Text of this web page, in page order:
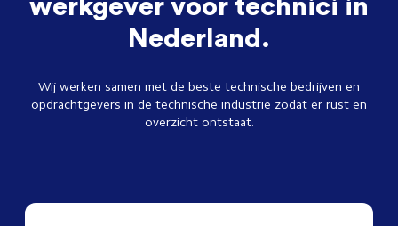
Nederland.
Wij werken samen met de beste technische bedrijven en
opdrachtgevers in de technische industrie zodat er rust en
overzicht ontstaat.